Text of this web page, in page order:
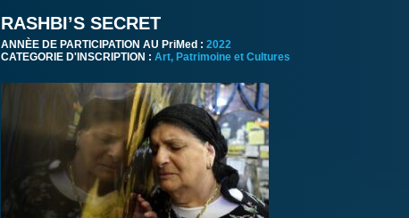
RASHBI’S SECRET
ANNÈE DE PARTICIPATION AU PriMed : 2022
CATEGORIE D'INSCRIPTION : Art, Patrimoine et Cultures